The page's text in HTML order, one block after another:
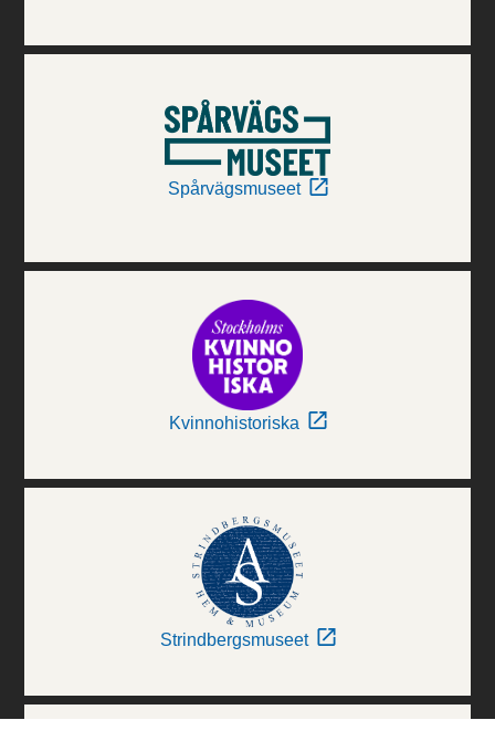
Spårvägsmuseet
Kvinnohistoriska
Strindbergsmuseet